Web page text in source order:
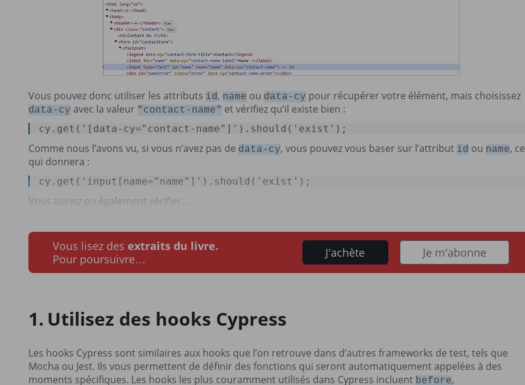
Vous pouvez donc utiliser les attributs id, name ou data-cy pour récupérer votre élément, mais choisissez
data-cy avec la valeur "contact-name" et vérifiez qu’il existe bien :
cy. get ( '[data-cy="contact-name"]' ).should( 'exist' );
Comme nous l’avons vu, si vous n’avez pas de data-cy, vous pouvez vous baser sur l’attribut id ou name, ce
qui donnera :
cy. get ( 'input[name="name"]' ).should( 'exist' );
Vous auriez pu également vérifier...
Vous lisez des extraits du livre.
Pour poursuivre…
J'achète Je m'abonne
Utilisez des hooks Cypress
Les hooks Cypress sont similaires aux hooks que l’on retrouve dans d’autres frameworks de test, tels que
Mocha ou Jest. Ils vous permettent de définir des fonctions qui seront automatiquement appelées à des
moments spécifiques. Les hooks les plus couramment utilisés dans Cypress incluent before,